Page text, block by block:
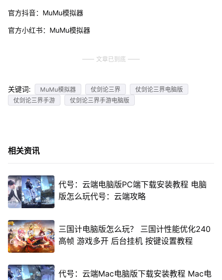
官方抖音：MuMu模拟器
官方小红书：MuMu模拟器
文章已到底
关键词: MuMu模拟器 仗剑论三界
仗剑论三界电脑版
仗剑论三界手游
仗剑论三界手游电脑版
相关资讯
代号：云端电脑版PC端下载安装教程 电脑
版怎么玩代号：云端攻略
三国计电脑版怎么玩？ 三国计性能优化240
高帧 游戏多开 后台挂机 按键设置教程
代号：云端Mac电脑版下载安装教程 Mac电